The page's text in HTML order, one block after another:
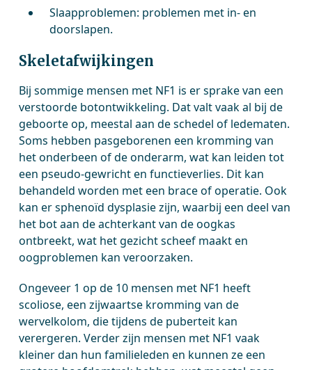
Slaapproblemen: problemen met in- en
doorslapen.
Skeletafwijkingen
Bij sommige mensen met NF1 is er sprake van een
verstoorde botontwikkeling. Dat valt vaak al bij de
geboorte op, meestal aan de schedel of ledematen.
Soms hebben pasgeborenen een kromming van
het onderbeen of de onderarm, wat kan leiden tot
een pseudo-gewricht en functieverlies. Dit kan
behandeld worden met een brace of operatie. Ook
kan er sphenoïd dysplasie zijn, waarbij een deel van
het bot aan de achterkant van de oogkas
ontbreekt, wat het gezicht scheef maakt en
oogproblemen kan veroorzaken.
Ongeveer 1 op de 10 mensen met NF1 heeft
scoliose, een zijwaartse kromming van de
wervelkolom, die tijdens de puberteit kan
verergeren. Verder zijn mensen met NF1 vaak
kleiner dan hun familieleden en kunnen ze een